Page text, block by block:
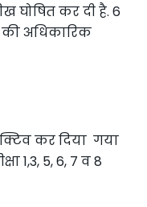
घोषित कर दी है. 6
की अधिकारिक
कर दिया गया
1,3, 5, 6, 7 व 8